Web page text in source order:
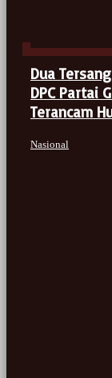
Dua
DPC Partai
Terancam
Nasional